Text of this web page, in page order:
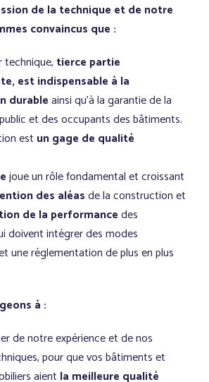
de la technique et de notre
convaincus que :
technique, tierce partie
est indispensable à la
durableainsi qu’à la garantie de la
et des occupants des bâtiments.
est un gage de qualité
joue un rôle fondamental et croissant
des aléasde la construction et
de la performancedes
doivent intégrer des modes
une réglementation de plus en plus
à :
de notre expérience et de nos
pour que vos bâtiments et
aient la meilleure qualité